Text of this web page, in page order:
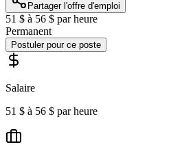
Partager l'offre d'emploi
51 $ à 56 $ par heure
Permanent
Postuler pour ce poste
Salaire
51 $ à 56 $ par heure